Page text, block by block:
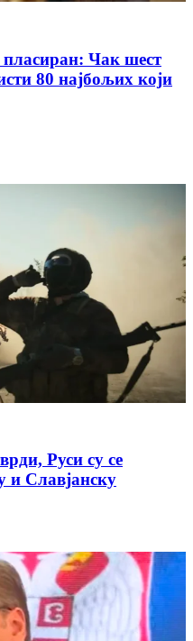
пласиран: Чак шест
80 најбољих који
Руси су се
и Славјанску